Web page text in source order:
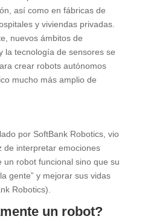
así como en fábricas de
y viviendas privadas.
nuevos ámbitos de
la tecnología de sensores se
crear robots autónomos
mucho más amplio de
por SoftBank Robotics, vio
de interpretar emociones
robot funcional sino que su
gente” y mejorar sus vidas
Robotics).
un robot?